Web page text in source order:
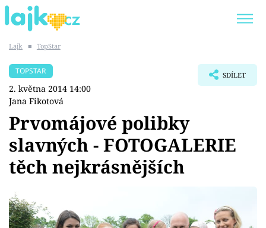
SHOPAHOLICADEL
Témata
Showbyznys
Youtubeři
Lajk ■ TopStar
TOPSTAR
2. května 2014 14:00
Jana Fikotová
SDÍLET
Prvomájové polibky
slavných - FOTOGALERIE
těch nejkrásnějších